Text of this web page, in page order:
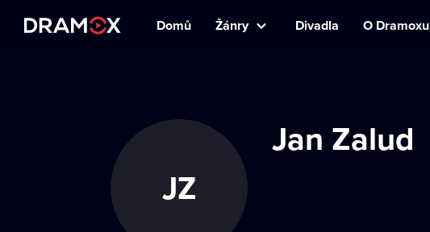
Domů Žánry Divadla O Dramoxu
JZ
Jan Zalud